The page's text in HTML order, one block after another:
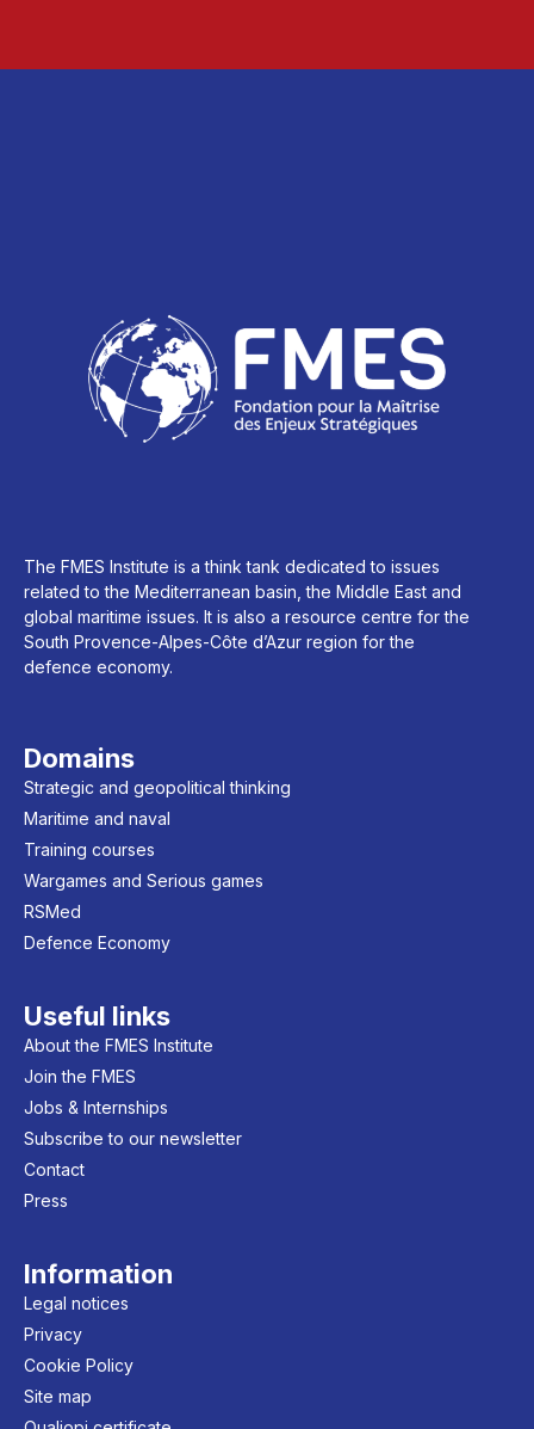
The FMES Institute is a think tank dedicated to issues
related to the Mediterranean basin, the Middle East and
global maritime issues. It is also a resource centre for the
South Provence-Alpes-Côte d’Azur region for the
defence economy.
Domains
Strategic and geopolitical thinking
Maritime and naval
Training courses
Wargames and Serious games
RSMed
Defence Economy
Useful links
About the FMES Institute
Join the FMES
Jobs & Internships
Subscribe to our newsletter
Contact
Press
Information
Legal notices
Privacy
Cookie Policy
Site map